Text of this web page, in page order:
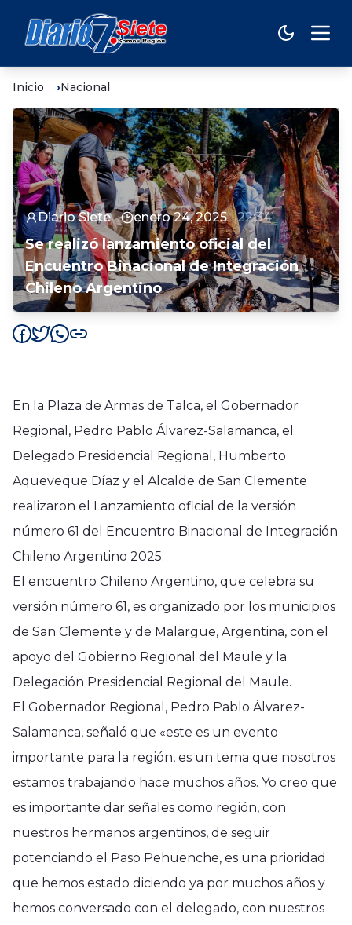
Inicio Nacional
Diario Siete enero 24, 2025 22:34
Se realizó lanzamiento oficial del
Encuentro Binacional de Integración
Chileno Argentino
En la Plaza de Armas de Talca, el Gobernador
Regional, Pedro Pablo Álvarez-Salamanca, el
Delegado Presidencial Regional, Humberto
Aqueveque Díaz y el Alcalde de San Clemente
realizaron el Lanzamiento oficial de la versión
número 61 del Encuentro Binacional de Integración
Chileno Argentino 2025.
El encuentro Chileno Argentino, que celebra su
versión número 61, es organizado por los municipios
de San Clemente y de Malargüe, Argentina, con el
apoyo del Gobierno Regional del Maule y la
Delegación Presidencial Regional del Maule.
El Gobernador Regional, Pedro Pablo Álvarez-
Salamanca, señaló que «este es un evento
importante para la región, es un tema que nosotros
estamos trabajando hace muchos años. Yo creo que
es importante dar señales como región, con
nuestros hermanos argentinos, de seguir
potenciando el Paso Pehuenche, es una prioridad
que hemos estado diciendo ya por muchos años y
hemos conversado con el delegado, con nuestros